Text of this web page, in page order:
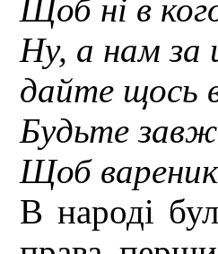
Щоб ні в
Ну, а нам за
дайте щось
Будьте
Щоб
В народі